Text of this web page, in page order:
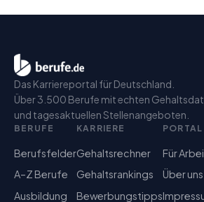
Das Karriereportal für Deutschland.
Über 3.500 Berufe mit echten
und tagesaktuellen Stellenangeboten.
BERUFE
Berufsfelder
A–Z Berufe
Ausbildung
KARRIERE
Gehaltsrechner
Gehaltsrankings
Bewerbungstipps
PORTAL
Für
Über uns